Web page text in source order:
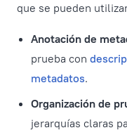
que se pueden
Anotación de
prueba con
metadatos.
Organización de
jerarquías claras